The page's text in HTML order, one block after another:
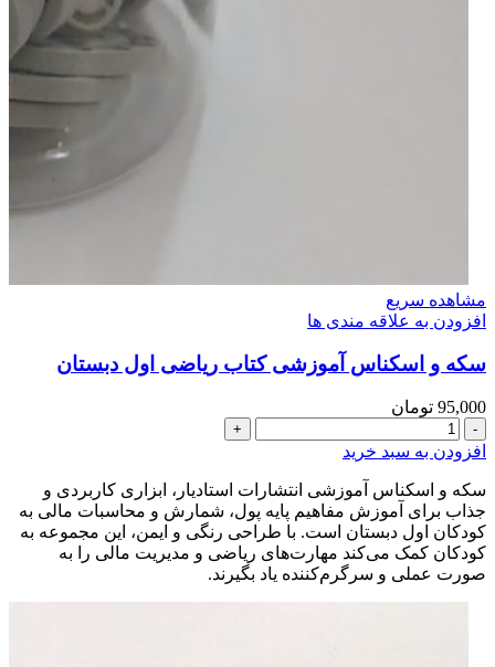
مشاهده سریع
افزودن به علاقه مندی ها
سکه و اسکناس آموزشی کتاب ریاضی اول دبستان
95,000 تومان
سکه
و
آموزشی
کتاب
ریاضی
اول
دبستان
افزودن به سبد خرید
سکه و اسکناس آموزشی انتشارات استادیار، ابزاری کاربردی و
جذاب برای آموزش مفاهیم پایه پول، شمارش و محاسبات مالی به
کودکان اول دبستان است. با طراحی رنگی و ایمن، این مجموعه به
کودکان کمک می‌کند مهارت‌های ریاضی و مدیریت مالی را به
صورت عملی و سرگرم‌کننده یاد بگیرند.